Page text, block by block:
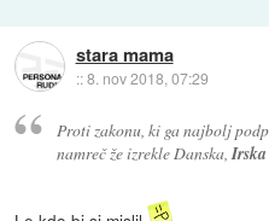
stara mama
::8. nov 2018, 07:29
Proti zakonu, ki ga najbolj
namreč že izrekle Danska,Irska